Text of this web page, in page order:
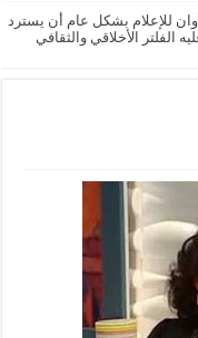
للإعلام بشكل عام أن يسترد
الأخلاقي والثقافي